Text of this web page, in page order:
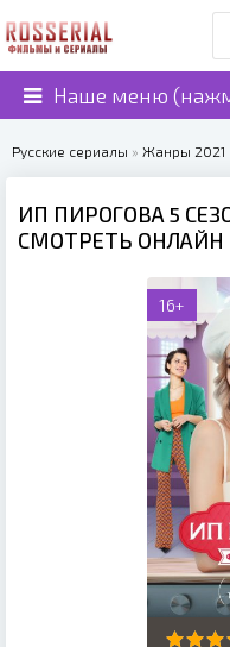
Наше меню
Русские сериалы » Жанры 2021
ИП ПИРОГОВА 5
СМОТРЕТЬ ОНЛАЙН
16+